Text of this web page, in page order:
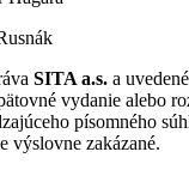
SITA a.s. a
vydanie alebo
písomného
výslovne zakázané.